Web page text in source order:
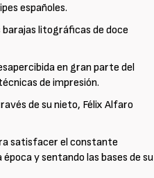
españoles.
litográficas de doce
en gran parte del
de impresión.
de su nieto, Félix Alfaro
satisfacer el constante
y sentando las bases de su